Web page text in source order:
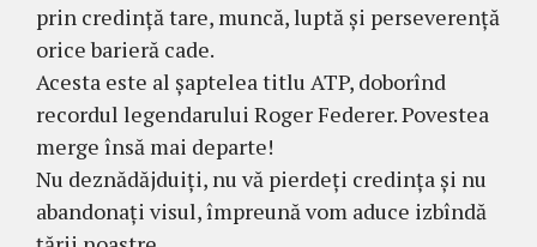
prin credință tare, muncă, luptă și perseverență
orice barieră cade.
Acesta este al șaptelea titlu ATP, doborînd
recordul legendarului Roger Federer. Povestea
merge însă mai departe!
Nu deznădăjduiți, nu vă pierdeți credința și nu
abandonați visul, împreună vom aduce izbîndă